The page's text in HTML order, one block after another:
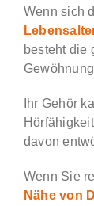
Wenn sich
besteht die
Ihr Gehör
davon
Wenn Sie
Nähe von